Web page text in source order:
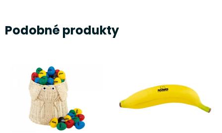
Podobné produkty